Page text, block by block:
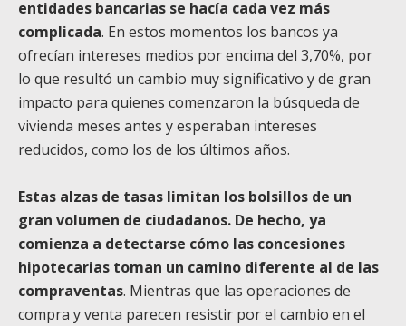
entidades bancarias se hacía cada vez más
complicada. En estos momentos los bancos ya
ofrecían intereses medios por encima del 3,70%, por
lo que resultó un cambio muy significativo y de gran
impacto para quienes comenzaron la búsqueda de
vivienda meses antes y esperaban intereses
reducidos, como los de los últimos años.
Estas alzas de tasas limitan los bolsillos de un
gran volumen de ciudadanos. De hecho, ya
comienza a detectarse cómo las concesiones
hipotecarias toman un camino diferente al de las
compraventas. Mientras que las operaciones de
compra y venta parecen resistir por el cambio en el